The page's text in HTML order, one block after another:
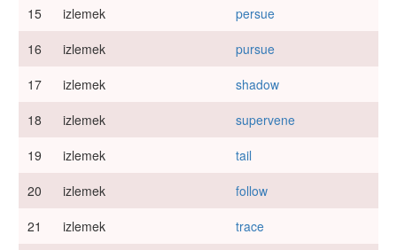
15
izlemek
persue
16
izlemek
pursue
17
izlemek
shadow
18
izlemek
supervene
19
izlemek
tail
20
izlemek
follow
21
izlemek trace